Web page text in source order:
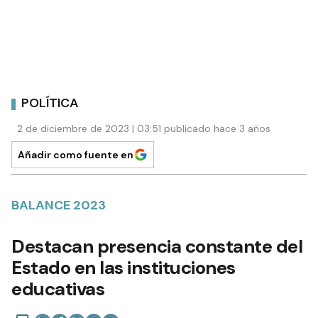
POLÍTICA
2 de diciembre de 2023 | 03:51 publicado hace 3 años
Añadir como fuente en
BALANCE 2023
Destacan presencia constante del
Estado en las instituciones
educativas